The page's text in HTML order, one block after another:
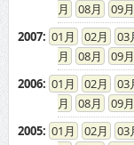
08
09
2007: 01 02 03
08
09
2006: 01 02 03
08
09
2005: 01 02 03